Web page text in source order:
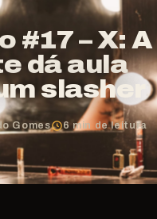
#17 – X: A
dá aula
slasher
Gomes 6 min de leitura